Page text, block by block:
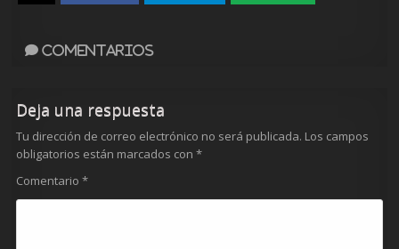
Comentarios
Deja una respuesta
Tu dirección de correo electrónico no será publicada. Los campos
obligatorios están marcados con*
Comentario*